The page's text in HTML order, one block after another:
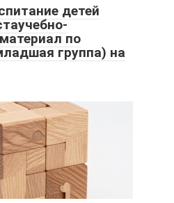
детей
по
группа) на